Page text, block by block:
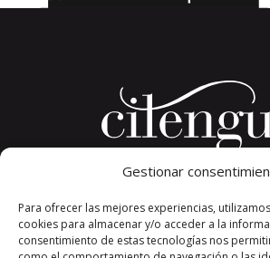
Gestionar
Para ofrecer las mejores experiencias,
cookies para almacenar y/o acceder a la
consentimiento de estas tecnologías nos
26326 San Millán de la Cogolla
La Rioja. España.